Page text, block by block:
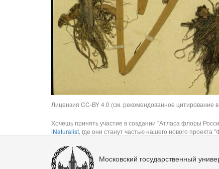
Лицензия CC-BY 4.0 (см. рекомендованное цитирование
Хочешь принять участие в создании "Атласа флоры
iNaturalist, где они станут частью нашего нового проекта
Московский государственный